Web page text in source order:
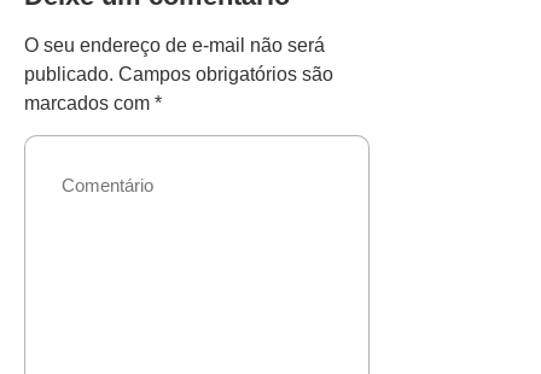
O seu endereço de e-mail não será
publicado. Campos obrigatórios são
marcados com *